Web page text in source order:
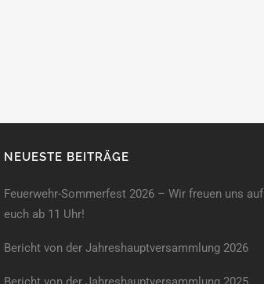
NEUESTE BEITRÄGE
Feuerwehr-Sommerfest 2026 – Wir freuen uns auf
euch ab 11 Uhr!
Bericht von der Jahreshauptversammlung 2026